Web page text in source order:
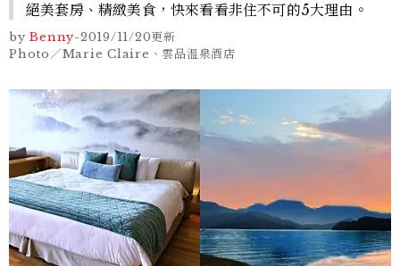
絕美套房、精緻美食，快來看看非住不可的5大理由。
by Benny-2019/11/20更新
Photo／Marie Claire、雲品溫泉酒店